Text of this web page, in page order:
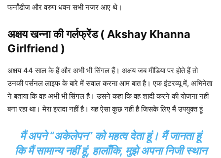
फर्नांडीज और वरुण धवन सभी नजर आए थे।
अक्षय खन्ना की गर्लफ्रेंड ( Akshay Khanna
Girlfriend )
अक्षय 44 साल के हैं और अभी भी सिंगल हैं। अक्षय जब मीडिया पर होते हैं तो
उनकी पर्सनल लाइफ के बारे में सवाल करना आम बात है। एक इंटरव्यू में, अभिनेता
ने बताया कि वह अभी भी सिंगल है। उसने कहा कि वह शादी करने की योजना नहीं
बना रहा था। मेरा इरादा नहीं है। यह ऐसा कुछ नहीं है जिसके लिए मैं उपयुक्त हूं
मैं अपने “अकेलेपन” को महत्व देता हूं। मैं जानता हूं
कि मैं सामान्य नहीं हूं, हालाँकि, मुझे अपना निजी स्थान